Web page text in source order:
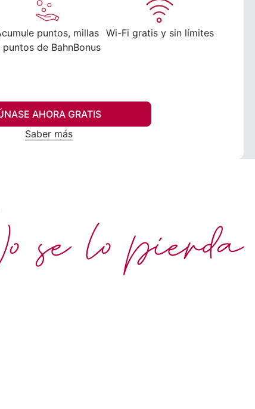
puntos, millas
puntos de BahnBonus
Wi-Fi gratis y sin límites
AHORA GRATIS
Saber más
lo pierda